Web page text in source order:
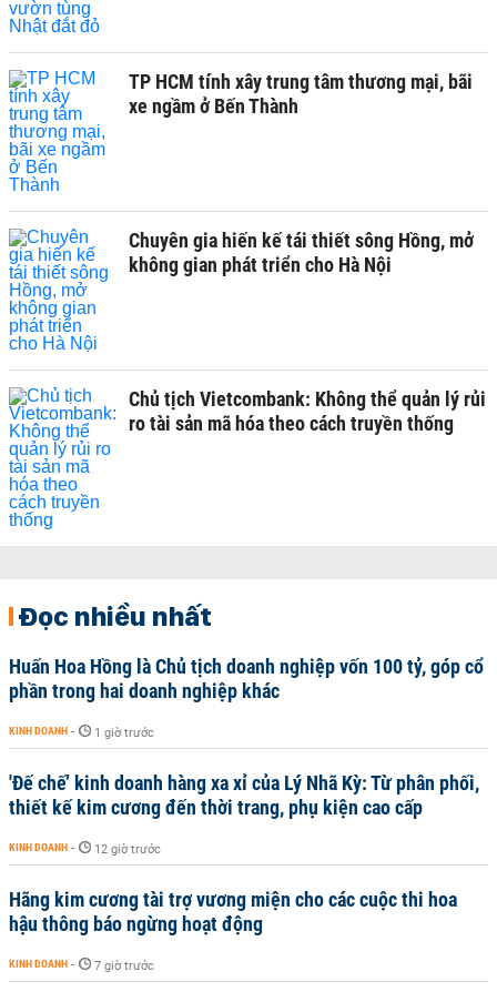
TP HCM tính xây trung tâm thương mại, bãi
xe ngầm ở Bến Thành
Chuyên gia hiến kế tái thiết sông Hồng, mở
không gian phát triển cho Hà Nội
Chủ tịch Vietcombank: Không thể quản lý rủi
ro tài sản mã hóa theo cách truyền thống
Đọc nhiều nhất
Huấn Hoa Hồng là Chủ tịch doanh nghiệp vốn 100 tỷ, góp cổ
phần trong hai doanh nghiệp khác
KINH DOANH - 1 giờ trước
'Đế chế’ kinh doanh hàng xa xỉ của Lý Nhã Kỳ: Từ phân phối,
thiết kế kim cương đến thời trang, phụ kiện cao cấp
KINH DOANH - 12 giờ trước
Hãng kim cương tài trợ vương miện cho các cuộc thi hoa
hậu thông báo ngừng hoạt động
KINH DOANH - 7 giờ trước